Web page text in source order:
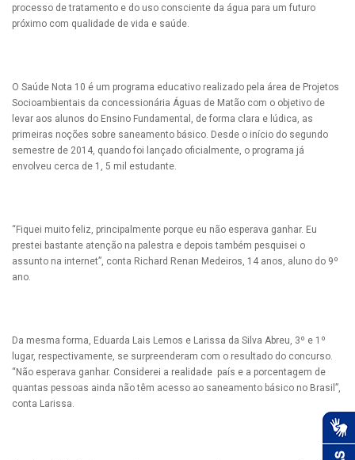
processo de tratamento e do uso consciente da água para um futuro
próximo com qualidade de vida e saúde.
O Saúde Nota 10 é um programa educativo realizado pela área de Projetos
Socioambientais da concessionária Águas de Matão com o objetivo de
levar aos alunos do Ensino Fundamental, de forma clara e lúdica, as
primeiras noções sobre saneamento básico. Desde o início do segundo
semestre de 2014, quando foi lançado oficialmente, o programa já
envolveu cerca de 1, 5 mil estudante.
“Fiquei muito feliz, principalmente porque eu não esperava ganhar. Eu
prestei bastante atenção na palestra e depois também pesquisei o
assunto na internet”, conta Richard Renan Medeiros, 14 anos, aluno do 9º
ano.
Da mesma forma, Eduarda Lais Lemos e Larissa da Silva Abreu, 3º e 1º
lugar, respectivamente, se surpreenderam com o resultado do concurso.
“Não esperava ganhar. Considerei a realidade país e a porcentagem de
quantas pessoas ainda não têm acesso ao saneamento básico no Brasil”,
conta Larissa.